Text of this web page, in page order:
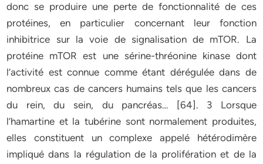
donc se produire une perte de fonctionnalité de ces
protéines, en particulier concernant leur fonction
inhibitrice sur la voie de signalisation de mTOR. La
protéine mTOR est une sérine-thréonine kinase dont
l’activité est connue comme étant dérégulée dans de
nombreux cas de cancers humains tels que les cancers
du rein, du sein, du pancréas… [64]. 3 Lorsque
l’hamartine et la tubérine sont normalement produites,
elles constituent un complexe appelé hétérodimère
impliqué dans la régulation de la prolifération et de la